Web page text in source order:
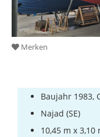
Merken
Baujahr 1983,
Najad (SE)
10,45 m x 3,10